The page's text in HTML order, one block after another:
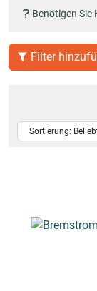
Benötigen Sie
Filter